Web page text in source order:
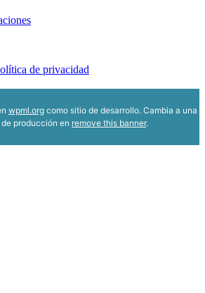
de privacidad
wpml.orgcomo sitio de desarrollo. Cambia a una
producción en remove this banner.